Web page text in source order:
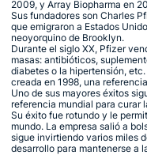
2009, y Array Biopharma en
Sus fundadores son Charles
que emigraron a Estados
neoyorquino de Brooklyn.
Durante el siglo XX, Pfizer
masas: antibióticos,
diabetes o la hipertensión,
creada en 1998, una
Uno de sus mayores éxitos
referencia mundial para curar
Su éxito fue rotundo y le
mundo. La empresa salió a
sigue invirtiendo varios miles
desarrollo para mantenerse a